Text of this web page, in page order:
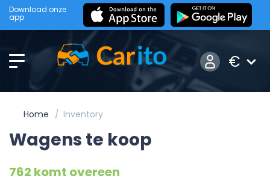
Download onze
app
€
Home Inventory
Wagens te koop
762 komt overeen